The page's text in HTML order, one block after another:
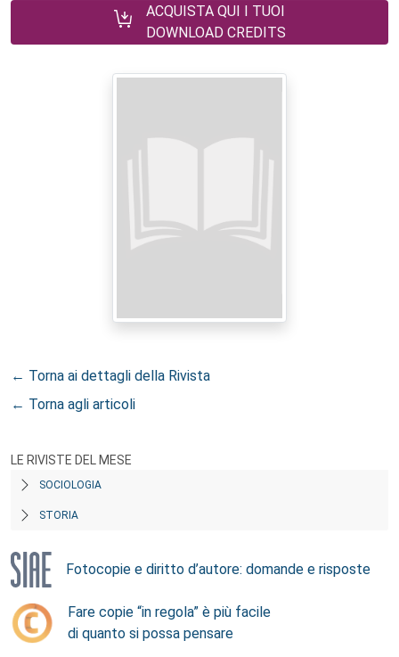
ACQUISTA QUI I TUOI
DOWNLOAD CREDITS
← Torna ai dettagli della Rivista
← Torna agli articoli
LE RIVISTE DEL MESE
SOCIOLOGIA
STORIA
Fotocopie e diritto d’autore: domande e risposte
Fare copie “in regola” è più facile
di quanto si possa pensare